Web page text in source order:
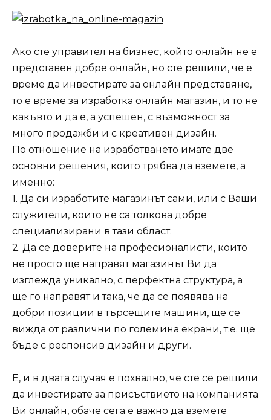
Ако сте управител на бизнес, който онлайн не е
представен добре онлайн, но сте решили, че е
време да инвестирате за онлайн представяне,
то е време за изработка онлайн магазин, и то не
какъвто и да е, а успешен, с възможност за
много продажби и с креативен дизайн‎.
По отношение на изработването имате две
основни решения, които трябва да вземете, а
именно:
1. Да си изработите магазинът сами, или с Ваши
служители, които не са толкова добре
специализирани в тази област.
2. Да се доверите на професионалисти, които
не просто ще направят магазинът Ви да
изглежда уникално, с перфектна структура, а
ще го направят и така, че да се появява на
добри позиции в търсещите машини, ще се
вижда от различни по големина екрани, т.е. ще
бъде с респонсив дизайн и други.
Е, и в двата случая е похвално, че сте се решили
да инвестирате за присъствието на компанията
Ви онлайн, обаче сега е важно да вземете